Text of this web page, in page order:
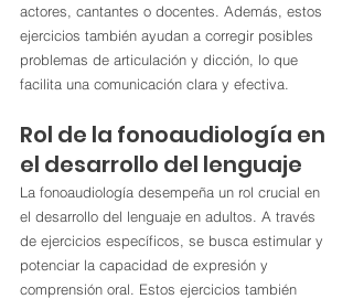
actores, cantantes o docentes. Además, estos
ejercicios también ayudan a corregir posibles
problemas de articulación y dicción, lo que
facilita una comunicación clara y efectiva.
Rol de la fonoaudiología en
el desarrollo del lenguaje
La fonoaudiología desempeña un rol crucial en
el desarrollo del lenguaje en adultos. A través
de ejercicios específicos, se busca estimular y
potenciar la capacidad de expresión y
comprensión oral. Estos ejercicios también